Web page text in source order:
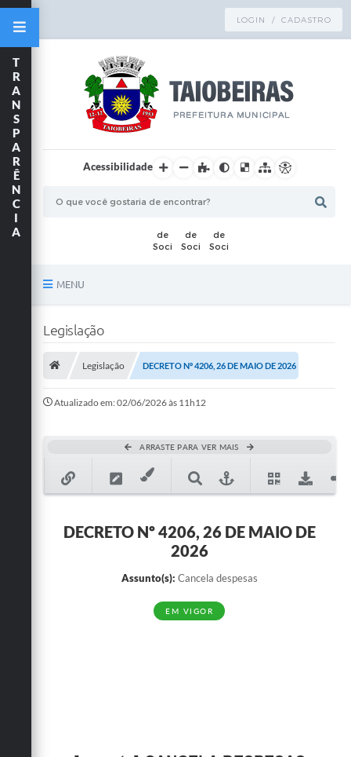
LOGIN / CADASTRO
Acessibilidade
MENU
Mapa do Site
T
R
A
N
S
P
A
R
Ê
N
C
I
A
Legislação
Legislação DECRETO Nº 4206, 26 DE MAIO DE 2026
Atualizado em: 02/06/2026 às 11h12
ARRASTE PARA VER MAIS
DECRETO Nº 4206, 26 DE MAIO DE
2026
Assunto(s): Cancela despesas
EM VIGOR